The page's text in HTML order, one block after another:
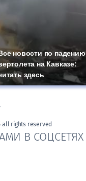
новости по падению
на Кавказе:
здесь
В СОЦСЕТЯХ
all rights reserved